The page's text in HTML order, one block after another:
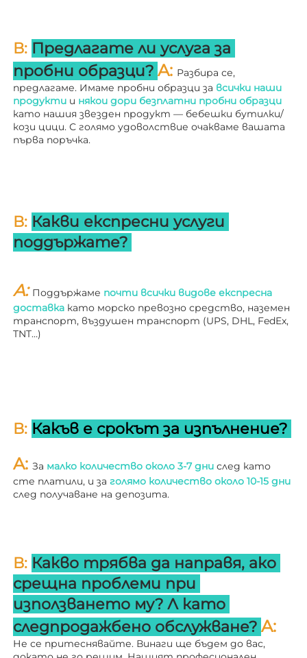
В: Предлагате ли услуга за
пробни образци? A: Разбира се,
предлагаме. Имаме пробни образци за всички наши
продукти и
като нашия звезден продукт — бебешки бутилки/
кози цици. С голямо удоволствие очакваме вашата
първа поръчка.
В: Какви експресни услуги
поддържате?
A: Поддържаме почти всички видове експресна
доставка като морско превозно средство, наземен
транспорт, въздушен транспорт (UPS, DHL, FedEx,
TNT…)
В: Какъв е срокът за изпълнение?
A: За малко количество около 3-7 дни след като
сте платили, и за
след получаване на депозита.
В: Какво трябва да направя, ако
срещна проблеми при
използването му? Л като
следпродажбено обслужване?
Не се притеснявайте. Винаги ще бъдем до вас,